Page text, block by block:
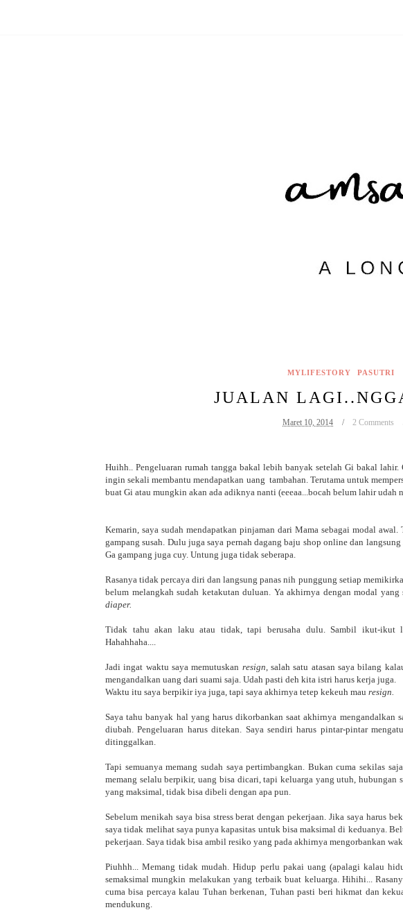
MYLIFESTORY PASUTRI
JUALAN
Maret 10, 2014 2 Comments
Huihh.. Pengeluaran rumah tangga bakal lebih banyak setelah Gi bakal
ingin sekali membantu mendapatkan uang tambahan. Terutama untuk
buat Gi atau mungkin akan ada adiknya nanti (eeeaa...bocah belum lahir udah
Kemarin, saya sudah mendapatkan pinjaman dari Mama sebagai modal
gampang susah. Dulu juga saya pernah dagang baju shop online dan
Ga gampang juga cuy. Untung juga tidak seberapa.
Rasanya tidak percaya diri dan langsung panas nih punggung setiap
belum melangkah sudah ketakutan duluan. Ya akhirnya dengan modal
diaper.
Tidak tahu akan laku atau tidak, tapi berusaha dulu. Sambil ikut-ikut
Hahahhaha....
Jadi ingat waktu saya memutuskan resign, salah satu atasan saya bilang
mengandalkan uang dari suami saja. Udah pasti deh kita istri harus kerja juga.
Waktu itu saya berpikir iya juga, tapi saya akhirnya tetep kekeuh mau resign.
Saya tahu banyak hal yang harus dikorbankan saat akhirnya mengandalkan
diubah. Pengeluaran harus ditekan. Saya sendiri harus pintar-pintar
ditinggalkan.
Tapi semuanya memang sudah saya pertimbangkan. Bukan cuma sekilas
memang selalu berpikir, uang bisa dicari, tapi keluarga yang utuh, hubungan
yang maksimal, tidak bisa dibeli dengan apa pun.
Sebelum menikah saya bisa stress berat dengan pekerjaan. Jika saya harus
saya tidak melihat saya punya kapasitas untuk bisa maksimal di keduanya.
pekerjaan. Saya tidak bisa ambil resiko yang pada akhirnya mengorbankan
Piuhhh... Memang tidak mudah. Hidup perlu pakai uang (apalagi kalau
semaksimal mungkin melakukan yang terbaik buat keluarga. Hihihi...
cuma bisa percaya kalau Tuhan berkenan, Tuhan pasti beri hikmat dan
mendukung.